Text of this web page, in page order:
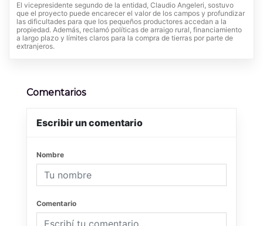
El vicepresidente segundo de la entidad, Claudio Angeleri, sostuvo
que el proyecto puede encarecer el valor de los campos y profundizar
las dificultades para que los pequeños productores accedan a la
propiedad. Además, reclamó políticas de arraigo rural, financiamiento
a largo plazo y límites claros para la compra de tierras por parte de
extranjeros.
Comentarios
Escribir un comentario
Nombre
Comentario